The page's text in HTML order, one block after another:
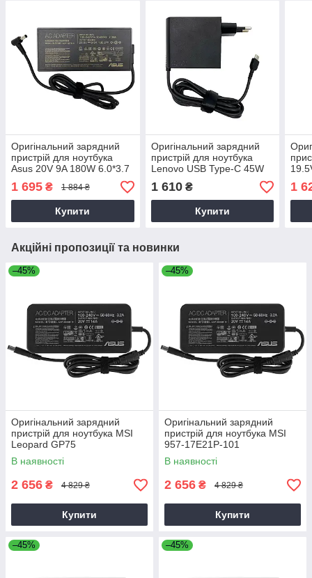
Оригінальний зарядний
пристрій для ноутбука
Asus 20V 9A 180W 6.0*3.7
pin (A20-180P1A)
1 695 ₴ 1 884 ₴
Купити
Оригінальний зарядний
пристрій для ноутбука
Lenovo USB Type-C 45W
Boxy (ADLX45ULCE2A)
1 610₴
Купити
1
Акційні пропозиції та новинки
–45%
Оригінальний зарядний
пристрій для ноутбука MSI
Leopard GP75
В наявності
2 656 ₴ 4 829 ₴
Купити
–45%
Оригінальний зарядний
пристрій для ноутбука MSI
957-17E21P-101
В наявності
2 656 ₴ 4 829 ₴
Купити
–45% –45%